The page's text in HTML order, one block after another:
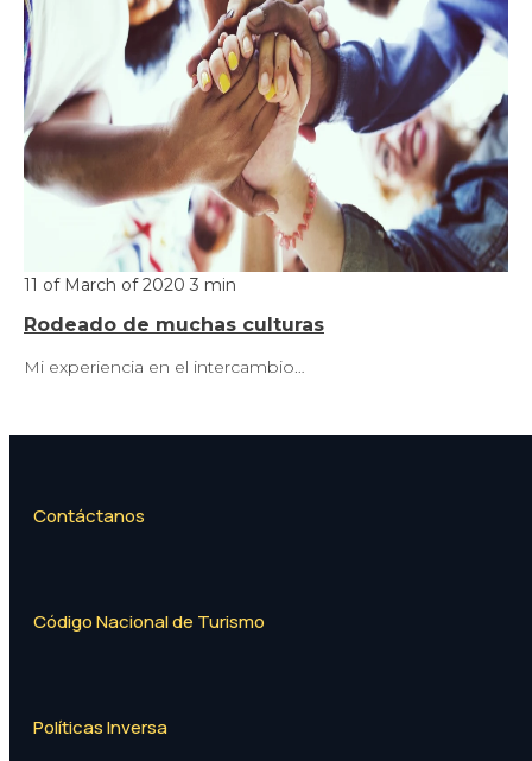
11 of March of 2020 3 min
Rodeado de muchas culturas
Mi experiencia en el intercambio…
Contáctanos
Código Nacional de Turismo
Políticas Inversa